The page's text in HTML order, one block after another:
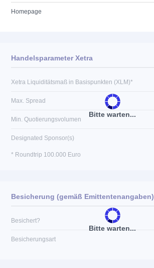
Homepage
Bitte warten...
Handelsparameter Xetra
Xetra Liquiditätsmaß in Basispunkten (XLM)*
Max. Spread
Min. Quotierungsvolumen
Designated Sponsor(s)
* Roundtrip 100.000 Euro
Bitte warten...
Besicherung (gemäß Emittentenangaben)
Besichert?
Besicherungsart